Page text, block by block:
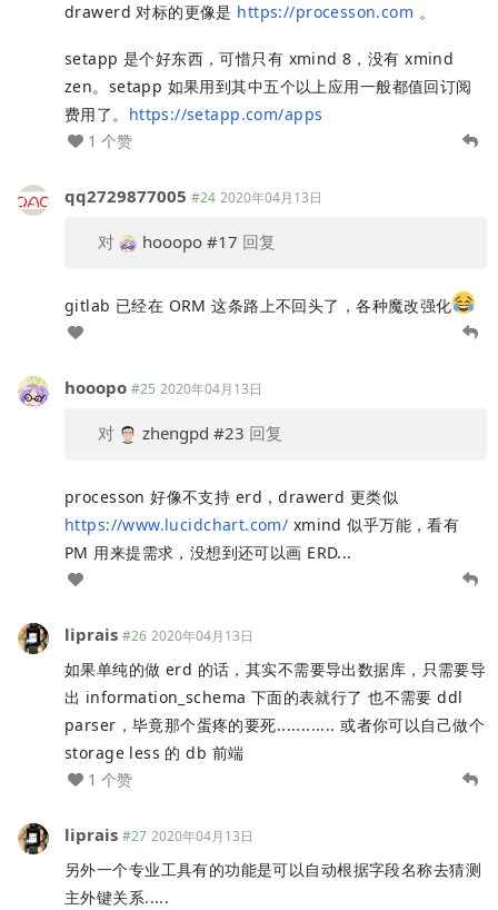
drawerd 对标的更像是 https://processon.com 。
setapp 是个好东西，可惜只有 xmind 8，没有 xmind
zen。setapp 如果用到其中五个以上应用一般都值回订阅
费用了。 https://setapp.com/apps
1 个赞
qq2729877005 #24 2020年04月13日
对 hooopo #17 回复
gitlab 已经在 ORM 这条路上不回头了，各种魔改强化
hooopo #25 2020年04月13日
对 zhengpd #23 回复
processon 好像不支持 erd，drawerd 更类似
https://www.lucidchart.com/ xmind 似乎万能，看有
PM 用来提需求，没想到还可以画 ERD...
liprais #26 2020年04月13日
如果单纯的做 erd 的话，其实不需要导出数据库，只需要导
出 information_schema 下面的表就行了 也不需要 ddl
parser，毕竟那个蛋疼的要死............ 或者你可以自己做个
storage less 的 db 前端
1 个赞
liprais #27 2020年04月13日
另外一个专业工具有的功能是可以自动根据字段名称去猜测
主外键关系.....